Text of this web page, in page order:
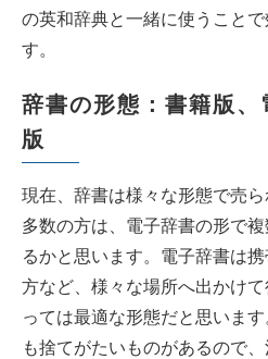
の英和辞典と一緒に使うこと
す。
辞書の形態：書籍版
版
現在、辞書は様々な形態で売
多数の方は、電子辞書の形で
るかと思います。電子辞書は
方など、様々な場所へ出かけ
っては最適な形態だと思いま
も捨てがたいものがあるので